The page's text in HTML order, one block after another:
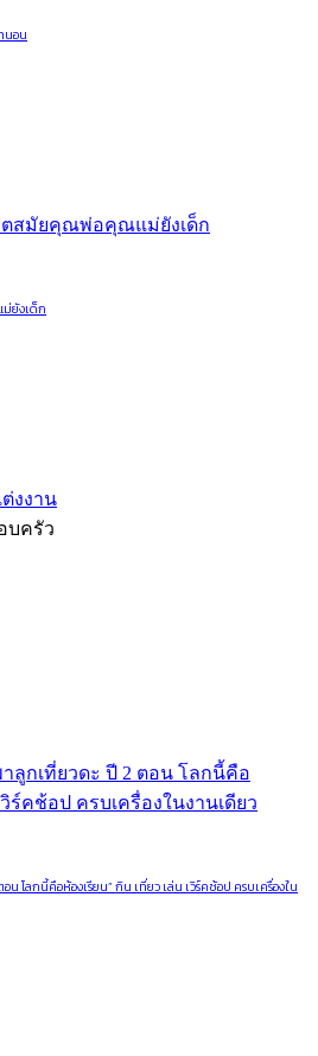
นอน
ยังเด็ก
บครัว
โลกนี้คือห้องเรียน” กิน เที่ยว เล่น เวิร์คช้อป ครบเครื่องใน